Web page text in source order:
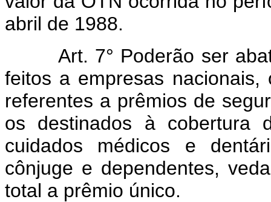
abril de 1988.
Art. 7° Poderão ser
feitos a empresas
referentes a prêmios de
os destinados à cobertura
cuidados médicos e
cônjuge e dependentes,
total a prêmio único.